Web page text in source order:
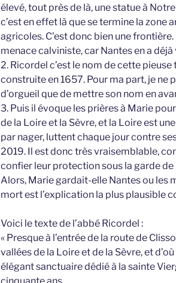
élevé, tout près de là, une statue à
c’est en effet là que se termine la
agricoles. C’est donc bien une
menace calviniste, car Nantes en a déjà
2. Ricordel c’est le nom de cette
construite en 1657. Pour ma part, je ne
d’orgueil que de mettre son nom en
3. Puis il évoque les prières à Marie
de la Loire et la Sèvre, et la Loire est
par nager, luttent chaque jour contre
2019. Il est donc très vraisemblable,
confier leur protection sous la garde de
Alors, Marie gardait-elle Nantes ou les
mort est l’explication la plus plausible
Voici le texte de l’abbé Ricordel :
« Presque à l’entrée de la route de
vallées de la Loire et de la Sèvre, et
élégant sanctuaire dédié à la sainte